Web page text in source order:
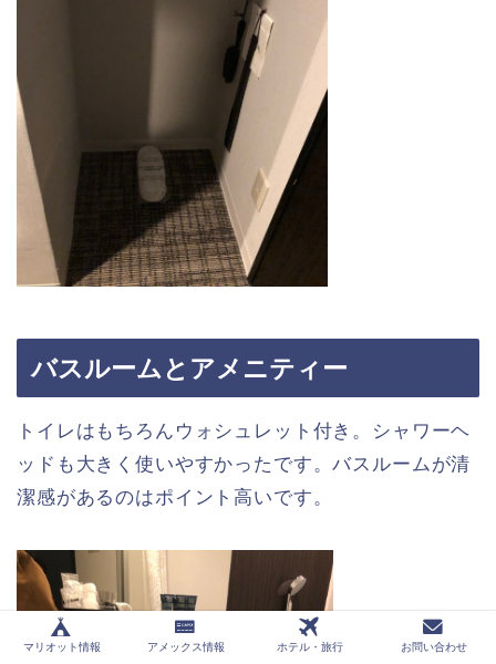
バスルームとアメニティー
トイレはもちろんウォシュレット付き。シャワーヘ
ッドも大きく使いやすかったです。バスルームが清
潔感があるのはポイント高いです。
マリオット情報 アメックス情報 ホテル・旅行 お問い合わせ